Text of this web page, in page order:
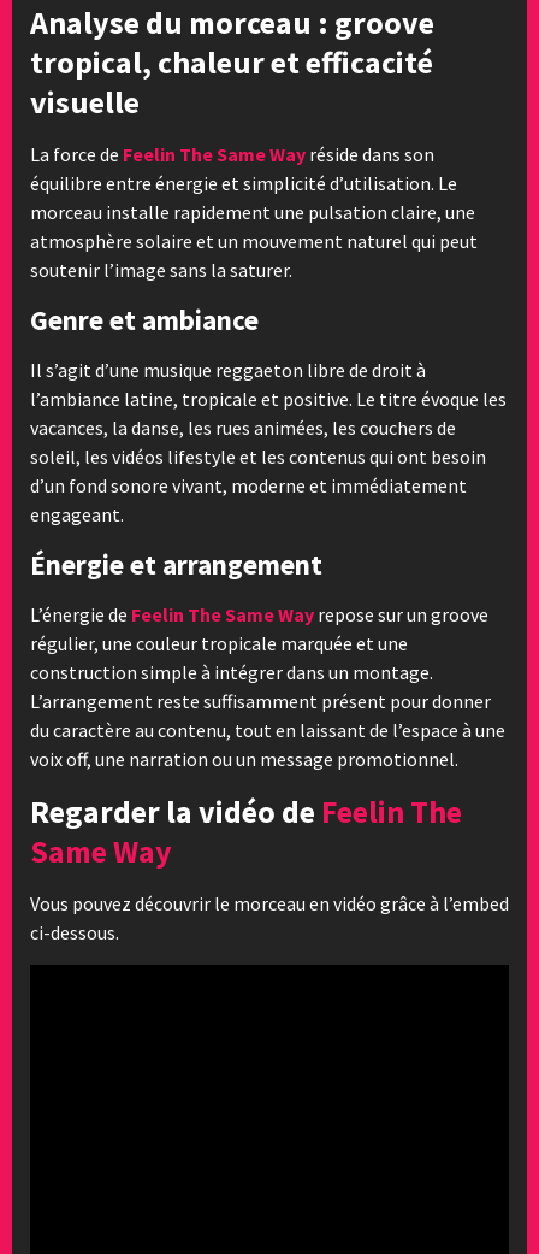
Analyse du morceau : groove
tropical, chaleur et efficacité
visuelle
La force de Feelin The Same Way réside dans son
équilibre entre énergie et simplicité d’utilisation. Le
morceau installe rapidement une pulsation claire, une
atmosphère solaire et un mouvement naturel qui peut
soutenir l’image sans la saturer.
Genre et ambiance
Il s’agit d’une musique reggaeton libre de droit à
l’ambiance latine, tropicale et positive. Le titre évoque les
vacances, la danse, les rues animées, les couchers de
soleil, les vidéos lifestyle et les contenus qui ont besoin
d’un fond sonore vivant, moderne et immédiatement
engageant.
Énergie et arrangement
L’énergie de Feelin The Same Way repose sur un groove
régulier, une couleur tropicale marquée et une
construction simple à intégrer dans un montage.
L’arrangement reste suffisamment présent pour donner
du caractère au contenu, tout en laissant de l’espace à une
voix off, une narration ou un message promotionnel.
Regarder la vidéo de Feelin The
Same Way
Vous pouvez découvrir le morceau en vidéo grâce à l’embed
ci-dessous.